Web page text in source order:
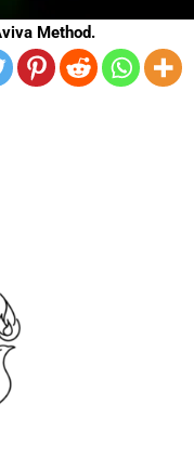
o
o
k
g
r
a
Method.